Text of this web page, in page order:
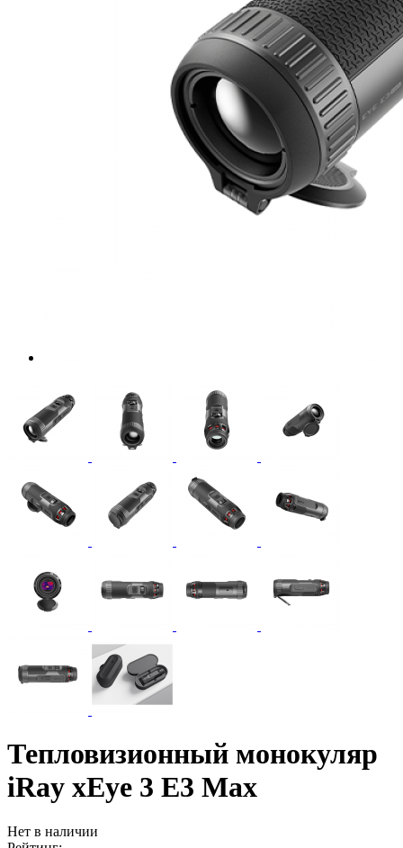
Тепловизионный монокуляр
iRay xEye 3 E3 Max
Нет в наличии